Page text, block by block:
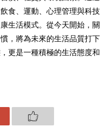
食、運動、心理管理與科技
生活模式。從今天開始，關
，將為未來的生活品質打下
更是一種積極的生活態度和